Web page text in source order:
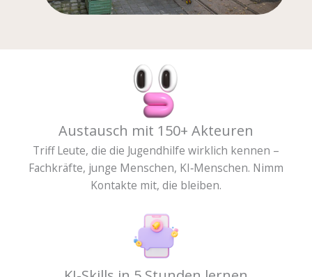
Austausch mit 150+ Akteuren
Triff Leute, die die Jugendhilfe wirklich kennen –
Fachkräfte, junge Menschen, KI‑Menschen. Nimm
Kontakte mit, die bleiben.